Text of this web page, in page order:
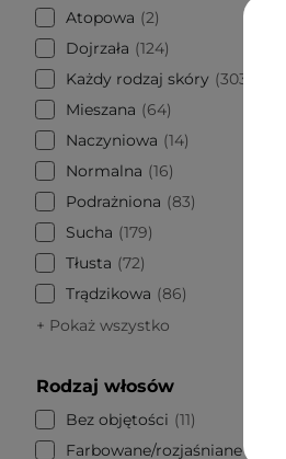
Atopowa
2
Dojrzała
124
Każdy rodzaj skóry
303
Mieszana
64
Naczyniowa
14
Normalna
16
Podrażniona
83
Sucha
179
Tłusta
72
Trądzikowa
86
+ Pokaż wszystko
Rodzaj włosów
Bez objętości
11
Farbowane/rozjaśniane